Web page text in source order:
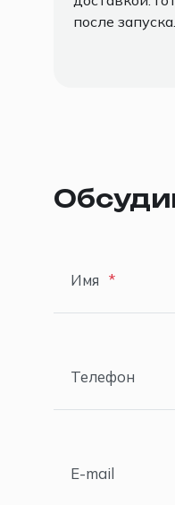
после запуска.
Имя
Телефон
E-mail